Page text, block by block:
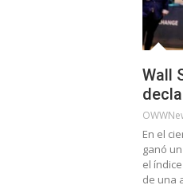
Wall
En el
ganó
el
de una